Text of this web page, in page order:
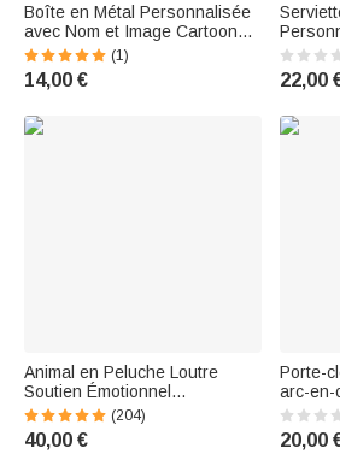
Boîte en Métal Personnalisée
avec Nom et Image Cartoon
Boîte à Souvenir avec Fond
Aquarelle Cadeau
Anniversaire pour Fille et
(1)
14,00 €
Motif à
Marine
22,00
Animal en Peluche Loutre
Soutien Émotionnel
Personnalisé avec Nom
Cadeau Anniversaire pour Ami
Famille
(204)
40,00 €
Porte-
arc-en-
sac à
bagage
scolaire
20,00